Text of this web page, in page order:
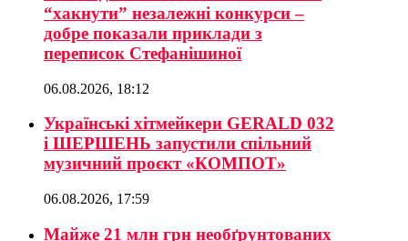
“хакнути” незалежні конкурси –
добре показали приклади з
переписок Стефанішиної
06.08.2026, 18:12
Українські хітмейкери GERALD 032
і ШЕРШЕНЬ запустили спільний
музичний проєкт «КОМПОТ»
06.08.2026, 17:59
Майже 21 млн грн необґрунтованих